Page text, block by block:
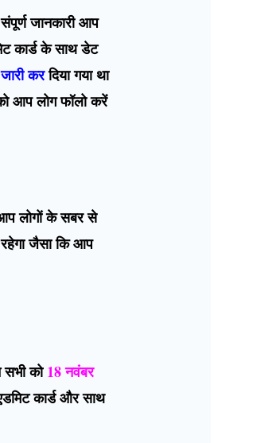
जानकारी आप
कार्ड के साथ डेट
करदिया गया था
आप लोग फॉलो करें
आप लोगों के सबर से
रहेगा जैसा कि आप
सभी को18 नवंबर
कार्ड और साथ